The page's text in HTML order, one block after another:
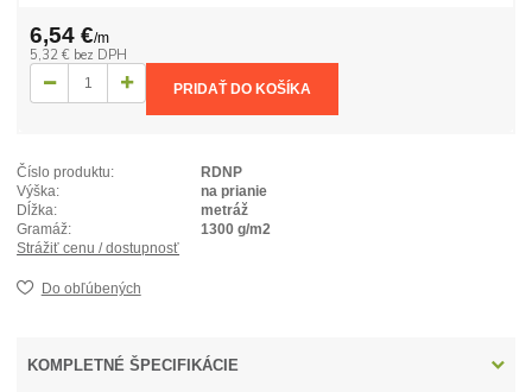
6,54 €/m
5,32 € bez DPH
PRIDAŤ DO KOŠÍKA
Číslo produktu:
RDNP
Výška:
na prianie
Dĺžka:
metráž
Gramáž:
1300 g/m2
Strážiť cenu / dostupnosť
Do obľúbených
KOMPLETNÉ ŠPECIFIKÁCIE